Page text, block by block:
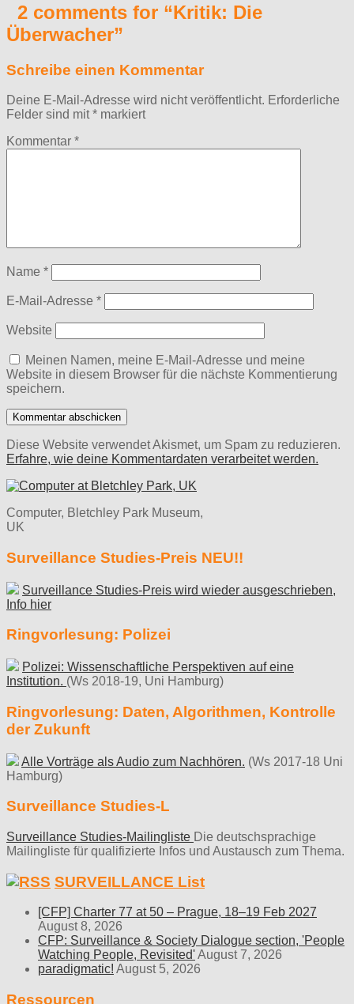
2 comments for “Kritik: Die
Überwacher”
Schreibe einen Kommentar
Deine E-Mail-Adresse wird nicht veröffentlicht. Erforderliche
Felder sind mit* markiert
Kommentar *
Name *
E-Mail-Adresse *
Website
Meinen Namen, meine E-Mail-Adresse und meine
Website in diesem Browser für die nächste Kommentierung
speichern.
Diese Website verwendet Akismet, um Spam zu reduzieren.
Erfahre, wie deine Kommentardaten verarbeitet werden.
Computer, Bletchley Park Museum,
UK
Surveillance Studies-Preis NEU!!
Surveillance Studies-Preis wird wieder ausgeschrieben,
Info hier
Ringvorlesung: Polizei
Polizei: Wissenschaftliche Perspektiven auf eine
Institution. (Ws 2018-19, Uni Hamburg)
Ringvorlesung: Daten, Algorithmen, Kontrolle
der Zukunft
Alle Vorträge als Audio zum Nachhören. (Ws 2017-18 Uni
Hamburg)
Surveillance Studies-L
Surveillance Studies-Mailingliste Die deutschsprachige
Mailingliste für qualifizierte Infos und Austausch zum Thema.
SURVEILLANCE List
[CFP] Charter 77 at 50 – Prague, 18–19 Feb 2027
August 8, 2026
CFP: Surveillance & Society Dialogue section, 'People
Watching People, Revisited'August 7, 2026
paradigmatic! August 5, 2026
Ressourcen